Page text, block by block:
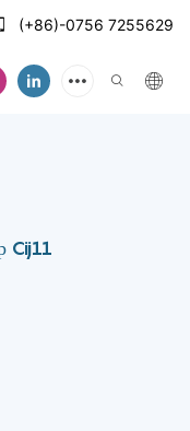
(+86)-0756 7255629
Cij11